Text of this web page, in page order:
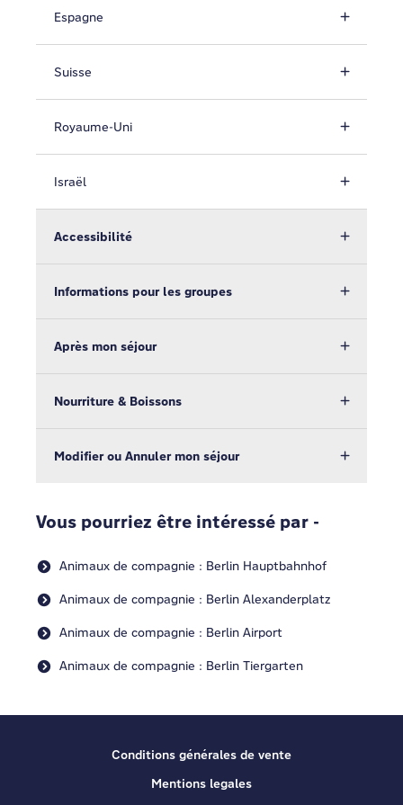
Espagne
Suisse
Royaume-Uni
Israël
Accessibilité
Informations pour les groupes
Après mon séjour
Nourriture & Boissons
Modifier ou Annuler mon séjour
Vous pourriez être intéressé par -
Animaux de compagnie : Berlin Hauptbahnhof
Animaux de compagnie : Berlin Alexanderplatz
Animaux de compagnie : Berlin Airport
Animaux de compagnie : Berlin Tiergarten
Conditions générales de vente
Mentions legales